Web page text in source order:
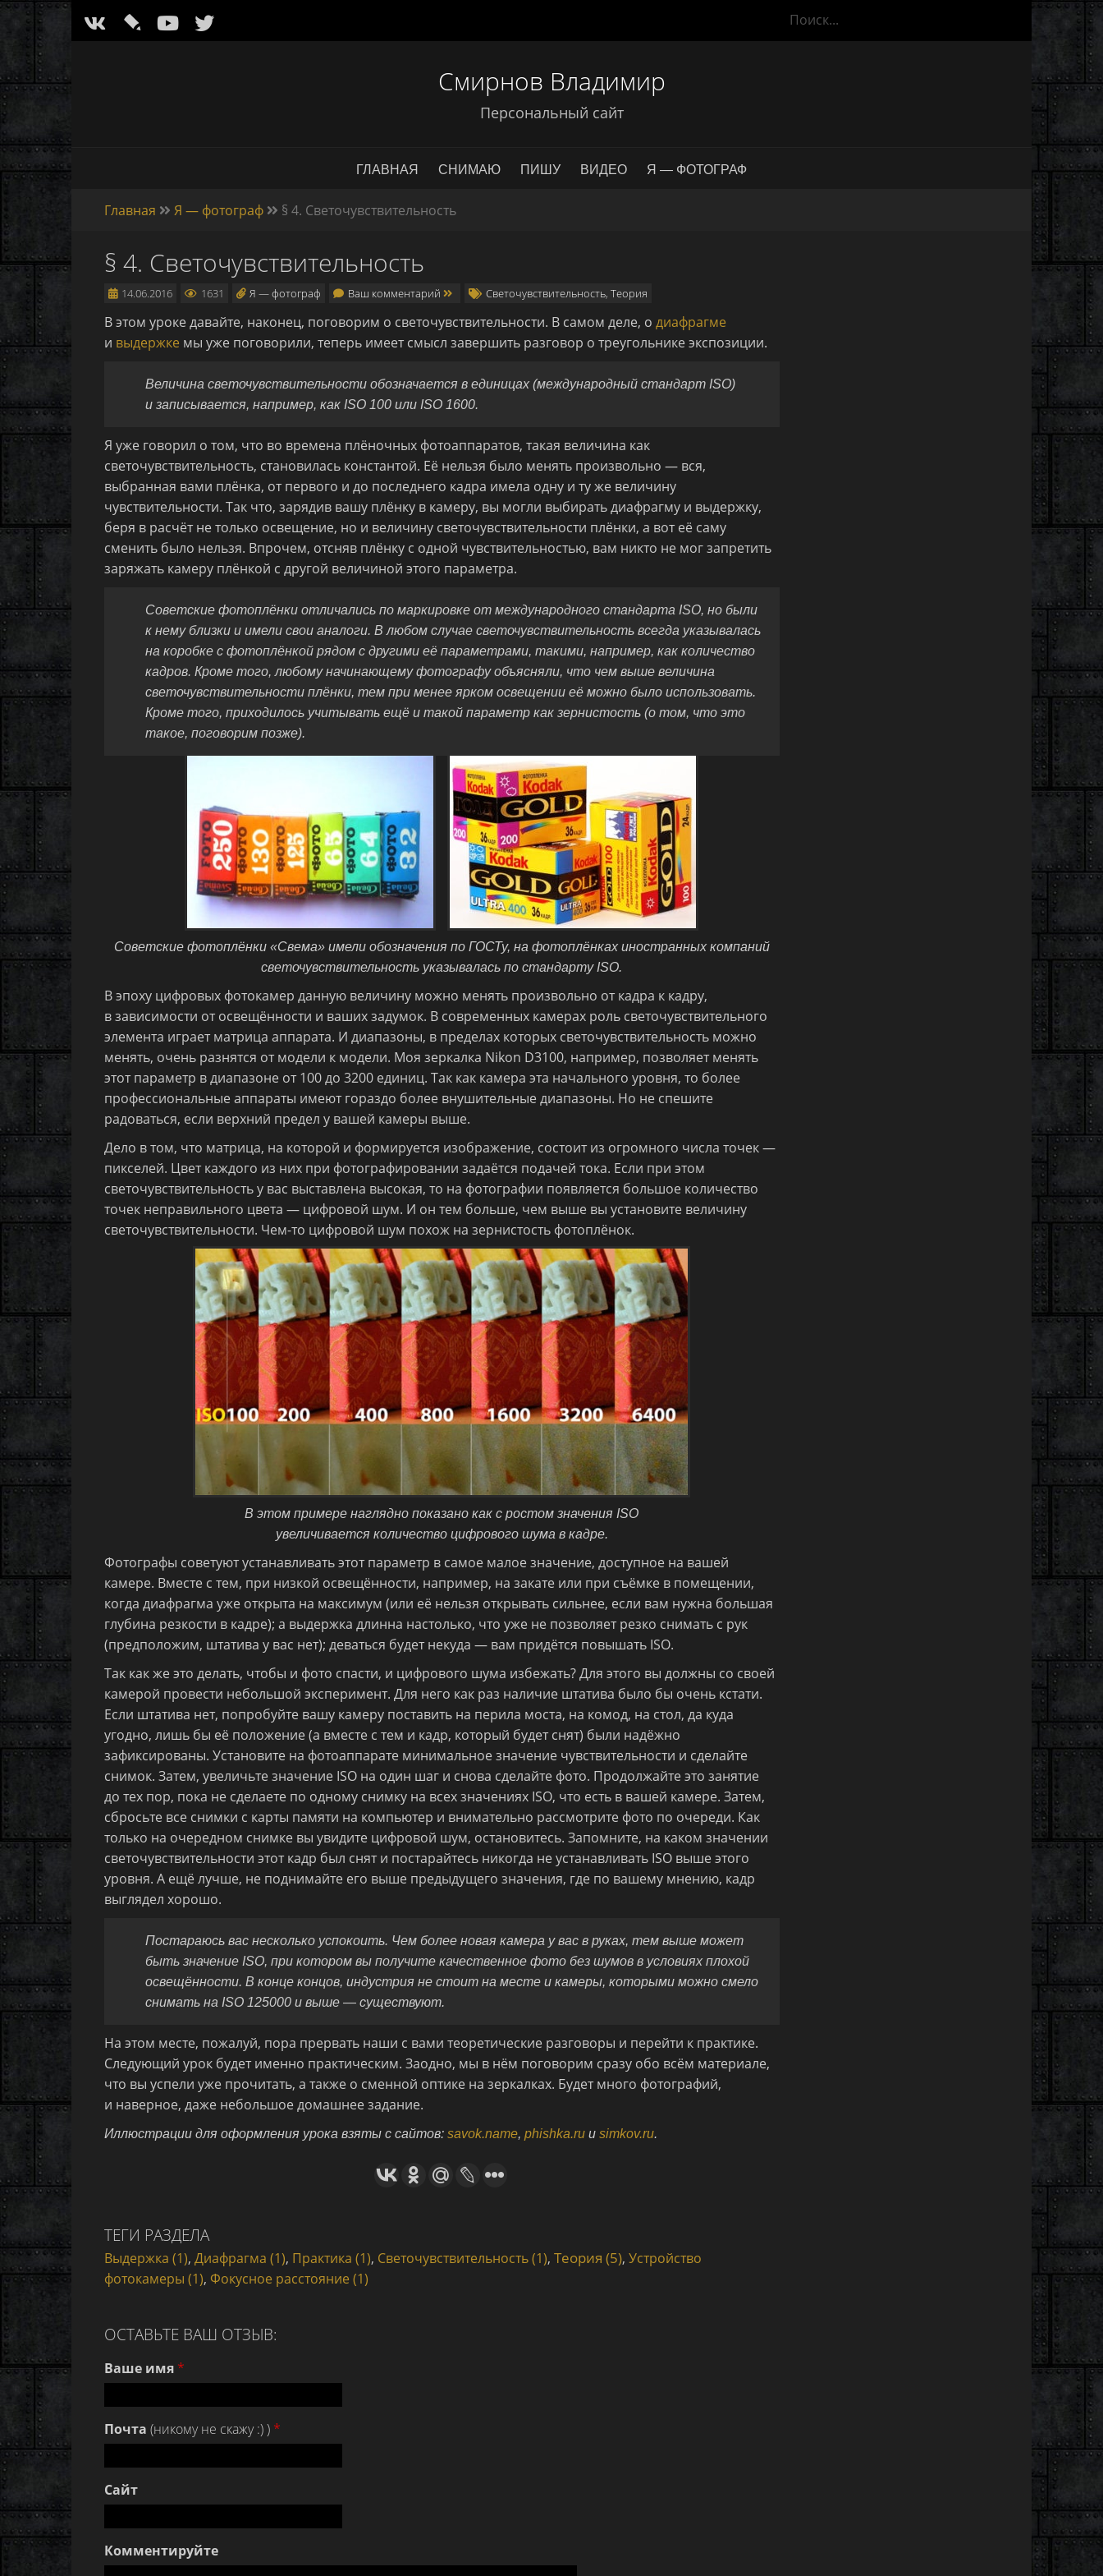
l
Смирнов Владимир
Персональный сайт
ГЛАВНАЯ СНИМАЮ ПИШУ ВИДЕО Я — ФОТОГРАФ
Главная Я — фотограф § 4. Светочувствительность
§ 4. Светочувствительность
14.06.2016 1631 Я — фотограф Ваш комментарий Светочувствительность, Теория
В этом уроке давайте, наконец, поговорим о светочувствительности. В самом деле, о диафрагме
и выдержке мы уже поговорили, теперь имеет смысл завершить разговор о треугольнике экспозиции.
Величина светочувствительности обозначается в единицах (международный стандарт ISO)
и записывается, например, как ISO 100 или ISO 1600.
Я уже говорил о том, что во времена плёночных фотоаппаратов, такая величина как
светочувствительность, становилась константой. Её нельзя было менять произвольно — вся,
выбранная вами плёнка, от первого и до последнего кадра имела одну и ту же величину
чувствительности. Так что, зарядив вашу плёнку в камеру, вы могли выбирать диафрагму и выдержку,
беря в расчёт не только освещение, но и величину светочувствительности плёнки, а вот её саму
сменить было нельзя. Впрочем, отсняв плёнку с одной чувствительностью, вам никто не мог запретить
заряжать камеру плёнкой с другой величиной этого параметра.
Советские фотоплёнки отличались по маркировке от международного стандарта ISO, но были
к нему близки и имели свои аналоги. В любом случае светочувствительность всегда указывалась
на коробке с фотоплёнкой рядом с другими её параметрами, такими, например, как количество
кадров. Кроме того, любому начинающему фотографу объясняли, что чем выше величина
светочувствительности плёнки, тем при менее ярком освещении её можно было использовать.
Кроме того, приходилось учитывать ещё и такой параметр как зернистость (о том, что это
такое, поговорим позже).
Советские фотоплёнки «Свема» имели обозначения по ГОСТу, на фотоплёнках иностранных компаний
светочувствительность указывалась по стандарту ISO.
В эпоху цифровых фотокамер данную величину можно менять произвольно от кадра к кадру,
в зависимости от освещённости и ваших задумок. В современных камерах роль светочувствительного
элемента играет матрица аппарата. И диапазоны, в пределах которых светочувствительность можно
менять, очень разнятся от модели к модели. Моя зеркалка Nikon D3100, например, позволяет менять
этот параметр в диапазоне от 100 до 3200 единиц. Так как камера эта начального уровня, то более
профессиональные аппараты имеют гораздо более внушительные диапазоны. Но не спешите
радоваться, если верхний предел у вашей камеры выше.
Дело в том, что матрица, на которой и формируется изображение, состоит из огромного числа точек —
пикселей. Цвет каждого из них при фотографировании задаётся подачей тока. Если при этом
светочувствительность у вас выставлена высокая, то на фотографии появляется большое количество
точек неправильного цвета — цифровой шум. И он тем больше, чем выше вы установите величину
светочувствительности. Чем-то цифровой шум похож на зернистость фотоплёнок.
В этом примере наглядно показано как с ростом значения ISO
увеличивается количество цифрового шума в кадре.
Фотографы советуют устанавливать этот параметр в самое малое значение, доступное на вашей
камере. Вместе с тем, при низкой освещённости, например, на закате или при съёмке в помещении,
когда диафрагма уже открыта на максимум (или её нельзя открывать сильнее, если вам нужна большая
глубина резкости в кадре); а выдержка длинна настолько, что уже не позволяет резко снимать с рук
(предположим, штатива у вас нет); деваться будет некуда — вам придётся повышать ISO.
Так как же это делать, чтобы и фото спасти, и цифрового шума избежать? Для этого вы должны со своей
камерой провести небольшой эксперимент. Для него как раз наличие штатива было бы очень кстати.
Если штатива нет, попробуйте вашу камеру поставить на перила моста, на комод, на стол, да куда
угодно, лишь бы её положение (а вместе с тем и кадр, который будет снят) были надёжно
зафиксированы. Установите на фотоаппарате минимальное значение чувствительности и сделайте
снимок. Затем, увеличьте значение ISO на один шаг и снова сделайте фото. Продолжайте это занятие
до тех пор, пока не сделаете по одному снимку на всех значениях ISO, что есть в вашей камере. Затем,
сбросьте все снимки с карты памяти на компьютер и внимательно рассмотрите фото по очереди. Как
только на очередном снимке вы увидите цифровой шум, остановитесь. Запомните, на каком значении
светочувствительности этот кадр был снят и постарайтесь никогда не устанавливать ISO выше этого
уровня. А ещё лучше, не поднимайте его выше предыдущего значения, где по вашему мнению, кадр
выглядел хорошо.
Постараюсь вас несколько успокоить. Чем более новая камера у вас в руках, тем выше может
быть значение ISO, при котором вы получите качественное фото без шумов в условиях плохой
освещённости. В конце концов, индустрия не стоит на месте и камеры, которыми можно смело
снимать на ISO 125000 и выше — существуют.
На этом месте, пожалуй, пора прервать наши с вами теоретические разговоры и перейти к практике.
Следующий урок будет именно практическим. Заодно, мы в нём поговорим сразу обо всём материале,
что вы успели уже прочитать, а также о сменной оптике на зеркалках. Будет много фотографий,
и наверное, даже небольшое домашнее задание.
Иллюстрации для оформления урока взяты с сайтов: savok.name, phishka.ru и simkov.ru.
ТЕГИ РАЗДЕЛА
Выдержка (1), Диафрагма (1), Практика (1), Светочувствительность (1), Теория (5), Устройство
фотокамеры (1), Фокусное расстояние (1)
ОСТАВЬТЕ ВАШ ОТЗЫВ:
Ваше имя *
Почта (никому не скажу :) ) *
Сайт
Комментируйте